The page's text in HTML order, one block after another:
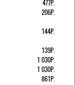
477Р.
206Р.
144Р.
139Р.
1 030Р.
1 030Р.
861Р.